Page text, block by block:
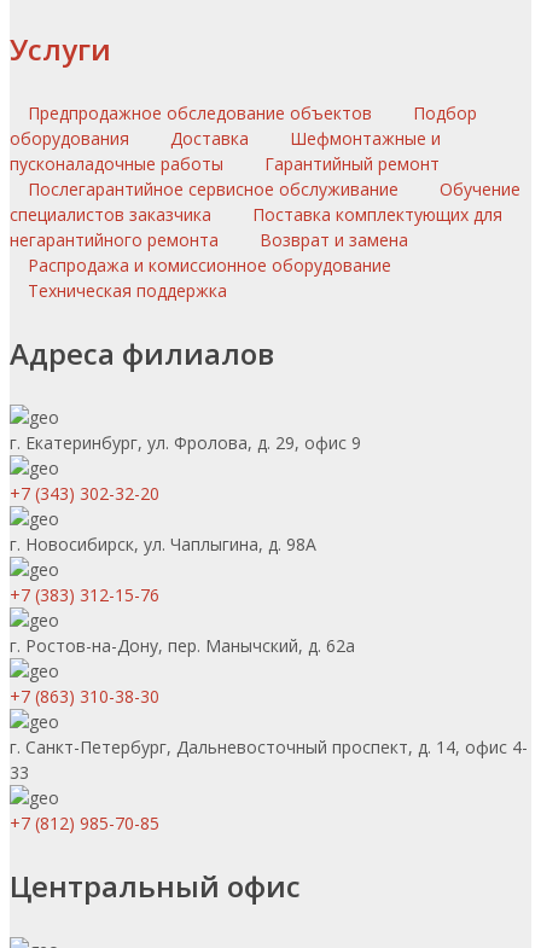
Услуги
Предпродажное обследование объектов
Подбор
оборудования
Доставка
Шефмонтажные и
пусконаладочные работы
Гарантийный ремонт
Послегарантийное сервисное обслуживание
Обучение
специалистов заказчика
Поставка комплектующих для
негарантийного ремонта
Возврат и замена
Распродажа и комиссионное оборудование
Техническая поддержка
Адреса филиалов
г. Екатеринбург, ул. Фролова, д. 29, офис 9
+7 (343) 302-32-20
г. Новосибирск, ул. Чаплыгина, д. 98А
+7 (383) 312-15-76
г. Ростов-на-Дону, пер. Манычский, д. 62а
+7 (863) 310-38-30
г. Санкт-Петербург, Дальневосточный проспект, д. 14, офис 4-
33
+7 (812) 985-70-85
Центральный офис